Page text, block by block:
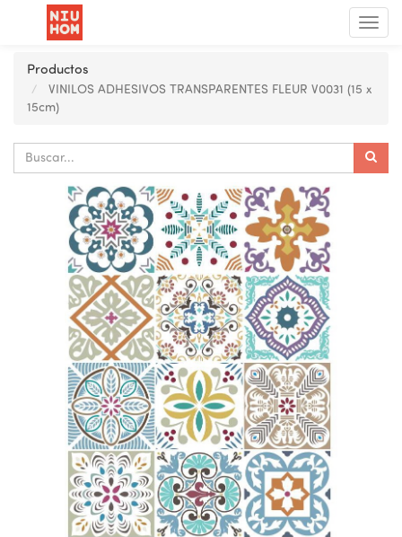
Menú
de
Productos
VINILOS ADHESIVOS TRANSPARENTES FLEUR V0031 (15 x
15cm)